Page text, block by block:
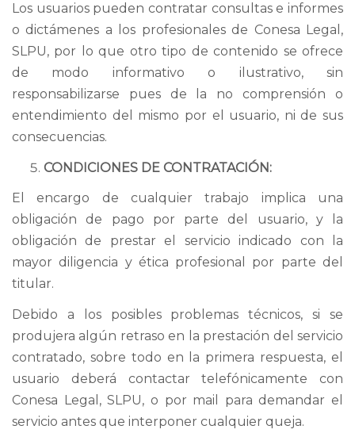
Los usuarios pueden contratar consultas e informes
o dictámenes a los profesionales de Conesa Legal,
SLPU, por lo que otro tipo de contenido se ofrece
de modo informativo o ilustrativo, sin
responsabilizarse pues de la no comprensión o
entendimiento del mismo por el usuario, ni de sus
consecuencias.
CONDICIONES DE CONTRATACIÓN:
El encargo de cualquier trabajo implica una
obligación de pago por parte del usuario, y la
obligación de prestar el servicio indicado con la
mayor diligencia y ética profesional por parte del
titular.
Debido a los posibles problemas técnicos, si se
produjera algún retraso en la prestación del servicio
contratado, sobre todo en la primera respuesta, el
usuario deberá contactar telefónicamente con
Conesa Legal, SLPU, o por mail para demandar el
servicio antes que interponer cualquier queja.